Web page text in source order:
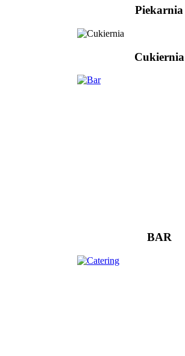
Piekarnia
Cukiernia
BAR